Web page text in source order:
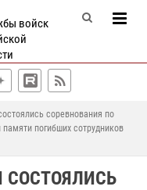
войск
соревнования по
погибших сотрудников
СОСТОЯЛИСЬ